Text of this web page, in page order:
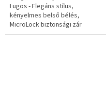
Lugos - Elegáns stílus,
kényelmes belső bélés,
MicroLock biztonsági zár